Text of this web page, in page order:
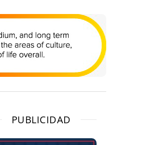
PUBLICIDAD